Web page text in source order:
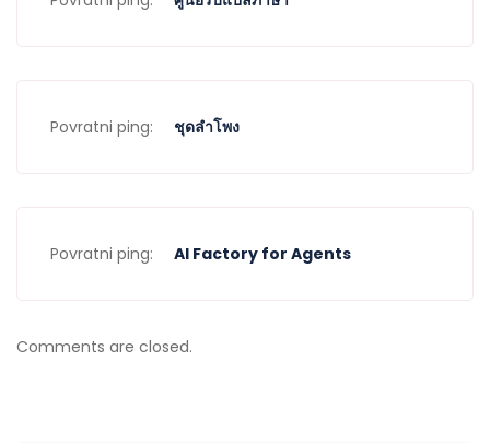
Povratni ping: ชุดลำโพง
Povratni ping: AI Factory for Agents
Comments are closed.